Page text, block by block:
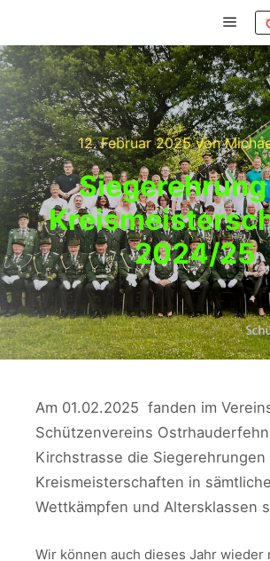
12. Februar 2025von
2024/25
Am 01.02.2025 fanden im
Schützenvereins
Kirchstrasse die Siegerehrungen
Kreismeisterschaften in
Wettkämpfen und Altersklassen
Wir können auch dieses Jahr wieder